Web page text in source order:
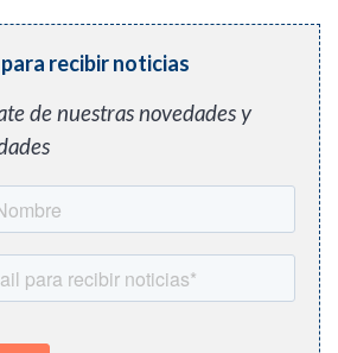
para recibir noticias
de nuestras novedades y